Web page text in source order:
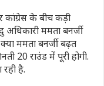
के बीच कड़ी
ममता बनर्जी
ममता बनर्जी बढ़त
20 राउंड में पूरी होगी.
है.